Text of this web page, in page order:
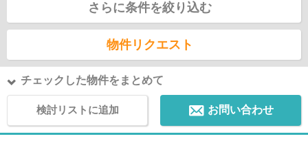
さらに条件を絞り込む
物件リクエスト
チェックした物件をまとめて
検討リストに追加 お問い合わせ